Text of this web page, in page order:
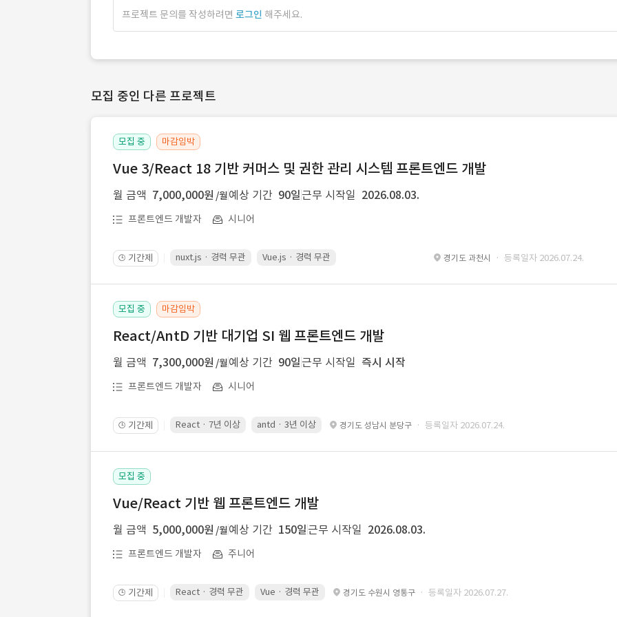
프로젝트 문의를 작성하려면 로그인 해주세요.
모집 중인 다른 프로젝트
모집 중 마감임박
Vue 3/React 18 기반 커머스 및 권한 관리 시스템 프론트엔드 개발
월 금액 7,000,000원 /월예상 기간 90일 근무 시작일 2026.08.03.
프론트엔드 개발자 시니어
🕒 기간제 nuxt.js · 경력 무관 Vue.js · 경력 무관 TypeScript · 경력 무관 React · 경력 무관
경기도 과천시 · 등록일자 2026.07.24.
모집 중 마감임박
React/AntD 기반 대기업 SI 웹 프론트엔드 개발
월 금액 7,300,000원 /월예상 기간 90일 근무 시작일 즉시 시작
프론트엔드 개발자 시니어
🕒 기간제 React · 7년 이상 antd · 3년 이상 경기도 성남시 분당구 · 등록일자 2026.07.24.
모집 중
Vue/React 기반 웹 프론트엔드 개발
월 금액 5,000,000원 /월예상 기간 150일 근무 시작일 2026.08.03.
프론트엔드 개발자 주니어
🕒 기간제 React · 경력 무관 Vue · 경력 무관 경기도 수원시 영통구 · 등록일자 2026.07.27.